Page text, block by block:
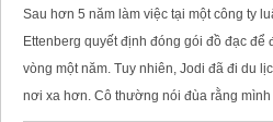
Sau hơn 5 năm làm việc tại một công ty
Ettenberg quyết định đóng gói đồ đạc để
vòng một năm. Tuy nhiên, Jodi đã đi du
nơi xa hơn. Cô thường nói đùa rằng mình